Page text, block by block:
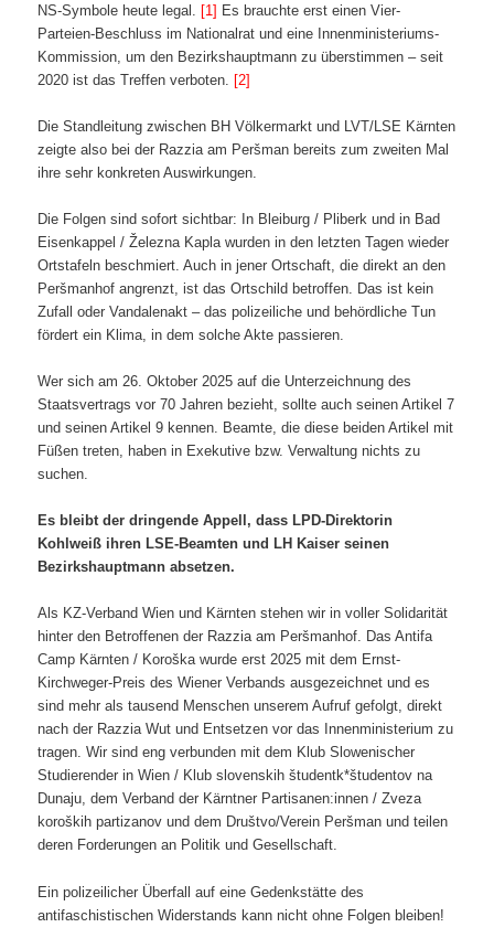
NS-Symbole heute legal.
[1] Es brauchte erst einen Vier-
Parteien-Beschluss im Nationalrat und eine Innenministeriums-
Kommission, um den Bezirkshauptmann zu überstimmen – seit
2020 ist das Treffen verboten.
[2]
Die Standleitung zwischen BH Völkermarkt und LVT/LSE Kärnten
zeigte also bei der Razzia am Peršman bereits zum zweiten Mal
ihre sehr konkreten Auswirkungen.
Die Folgen sind sofort sichtbar: In Bleiburg / Pliberk und in Bad
Eisenkappel / Železna Kapla wurden in den letzten Tagen wieder
Ortstafeln beschmiert. Auch in jener Ortschaft, die direkt an den
Peršmanhof angrenzt, ist das Ortschild betroffen. Das ist kein
Zufall oder Vandalenakt – das polizeiliche und behördliche Tun
fördert ein Klima, in dem solche Akte passieren.
Wer sich am 26. Oktober 2025 auf die Unterzeichnung des
Staatsvertrags vor 70 Jahren bezieht, sollte auch seinen Artikel 7
und seinen Artikel 9 kennen. Beamte, die diese beiden Artikel mit
Füßen treten, haben in Exekutive bzw. Verwaltung nichts zu
suchen.
Es bleibt der dringende Appell, dass LPD-Direktorin
Kohlweiß ihren LSE-Beamten und LH Kaiser seinen
Bezirkshauptmann absetzen.
Als KZ-Verband Wien und Kärnten stehen wir in voller Solidarität
hinter den Betroffenen der Razzia am Peršmanhof. Das Antifa
Camp Kärnten / Koroška wurde erst 2025 mit dem Ernst-
Kirchweger-Preis des Wiener Verbands ausgezeichnet und es
sind mehr als tausend Menschen unserem Aufruf gefolgt, direkt
nach der Razzia Wut und Entsetzen vor das Innenministerium zu
tragen. Wir sind eng verbunden mit dem Klub Slowenischer
Studierender in Wien / Klub slovenskih študentk*študentov na
Dunaju, dem Verband der Kärntner Partisanen:innen / Zveza
koroških partizanov und dem Društvo/Verein Peršman und teilen
deren Forderungen an Politik und Gesellschaft.
Ein polizeilicher Überfall auf eine Gedenkstätte des
antifaschistischen Widerstands kann nicht ohne Folgen bleiben!